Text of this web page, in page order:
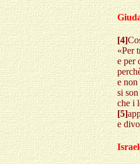
[4]
«Per
e per
e non
si
che i
[5]
e